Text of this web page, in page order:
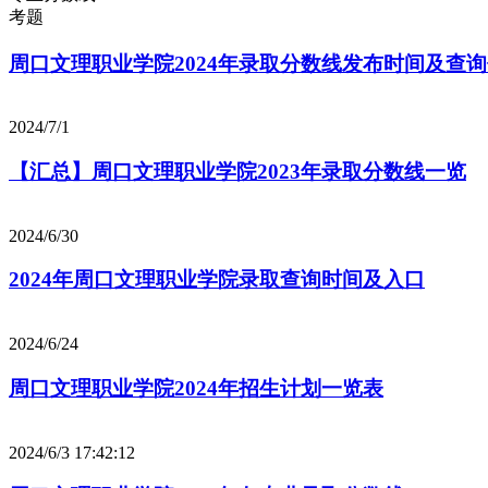
考题
周口文理职业学院2024年录取分数线发布时间及查
2024/7/1
【汇总】周口文理职业学院2023年录取分数线一览
2024/6/30
2024年周口文理职业学院录取查询时间及入口
2024/6/24
周口文理职业学院2024年招生计划一览表
2024/6/3 17:42:12